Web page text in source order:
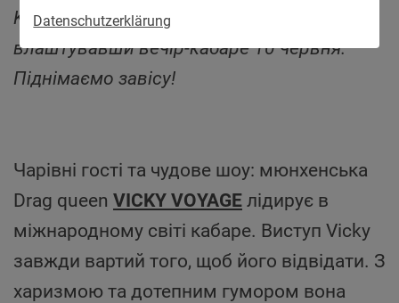
Datenschutzerklärung
Kyiv Queer для квір-жертв війни,
влаштувавши вечір-кабаре 10 червня.
Піднімаємо завісу!
Чарівні гості та чудове шоу: мюнхенська
Drag queen VICKY VOYAGEлідирує в
міжнародному світі кабаре. Виступ Vicky
завжди вартий того, щоб його відвідати. З
харизмою та дотепним гумором вона